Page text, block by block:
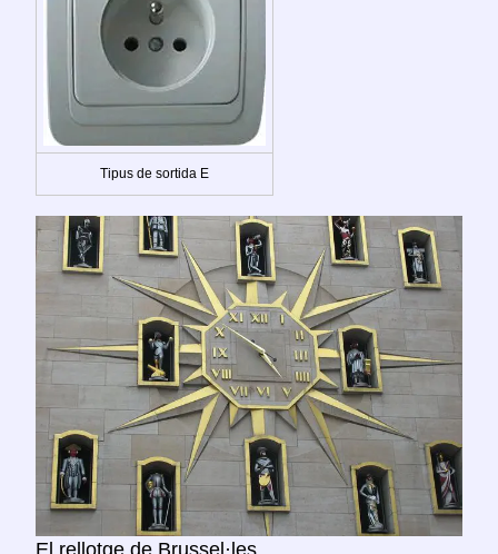
Tipus de sortida E
El rellotge de Brussel·les